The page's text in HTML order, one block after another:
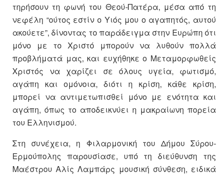
τηρήσουν τη φωνή του Θεού-Πατέρα, μέσα από τη
νεφέλη “ούτος εστίν ο Υιός μου ο αγαπητός, αυτού
ακούετε”, δίνοντας το παράδειγμα στην Ευρώπη ότι
μόνο με το Χριστό μπορούν να λυθούν πολλά
προβλήματά μας, και ευχήθηκε ο Μεταμορφωθείς
Χριστός να χαρίζει σε όλους υγεία, φωτισμό,
αγάπη και ομόνοια, διότι η κρίση, κάθε κρίση,
μπορεί να αντιμετωπισθεί μόνο με ενότητα και
αγάπη, όπως το αποδεικνύει η μακραίωνη πορεία
του Ελληνισμού.
Στη συνέχεια, η Φιλαρμονική του Δήμου Σύρου-
Ερμούπολης παρουσίασε, υπό τη διεύθυνση της
Μαέστρου Αλίς Λαμπάρς μουσική σύνθεση, ειδικά